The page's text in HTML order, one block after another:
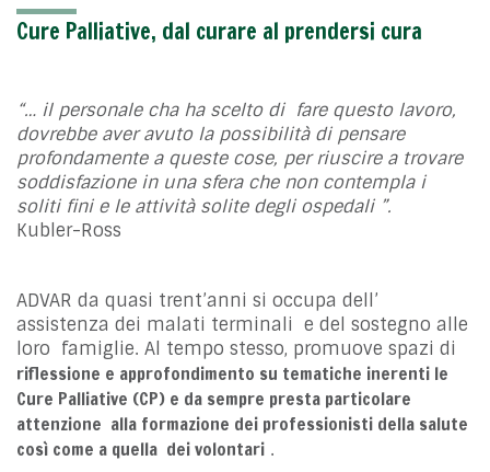
Cure Palliative, dal curare al prendersi cura
“… il personale cha ha scelto di fare questo lavoro,
dovrebbe aver avuto la possibilità di pensare
profondamente a queste cose, per riuscire a trovare
soddisfazione in una sfera che non contempla i
soliti fini e le attività solite degli ospedali ”.
Kubler-Ross
ADVAR da quasi trent’anni si occupa dell’
assistenza dei malati terminali e del sostegno alle
loro famiglie. Al tempo stesso, promuove spazi di
riflessione e approfondimento su tematiche inerenti le
Cure Palliative (CP) e da sempre presta particolare
attenzione alla formazione dei professionisti della salute
così come a quella dei volontari .